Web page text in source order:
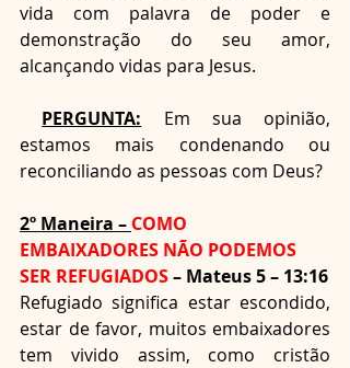
vida com palavra de poder e
demonstração do seu amor,
alcançando vidas para Jesus.
PERGUNTA: Em sua opinião,
estamos mais condenando ou
reconciliando as pessoas com Deus?
2º Maneira – COMO
EMBAIXADORES NÃO PODEMOS
SER REFUGIADOS – Mateus 5 – 13:16
Refugiado significa estar escondido,
estar de favor, muitos embaixadores
tem vivido assim, como cristão